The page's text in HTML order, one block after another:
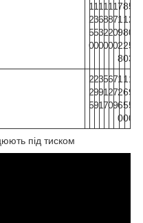
1
2
5
0
1
3
5
0
1
6
3
0
1
8
2
0
1
8
2
0
1
7
0
0
7
1
9
2
8
8
1
8
2
0
5
2
0
5
3
2
2
5
2
9
9
3
9
1
5
1
7
6
2
0
7
7
9
1
2
6
0
1
6
5
0
1
9
5
0
під тиском